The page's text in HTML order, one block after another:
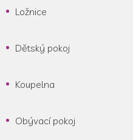
Ložnice
Dětský pokoj
Koupelna
Obývací pokoj